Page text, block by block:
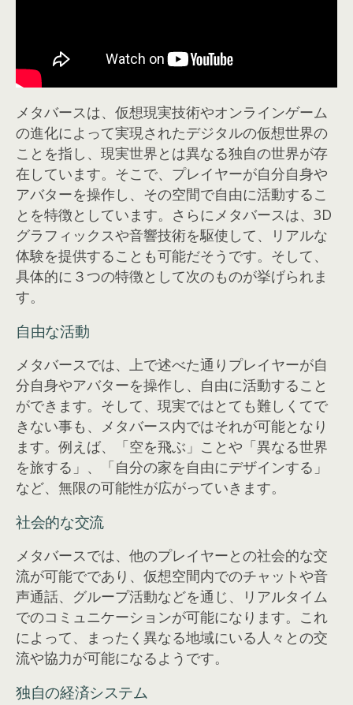
メタバースは、仮想現実技術やオンラインゲーム
の進化によって実現されたデジタルの仮想世界の
ことを指し、現実世界とは異なる独自の世界が存
在しています。そこで、プレイヤーが自分自身や
アバターを操作し、その空間で自由に活動するこ
とを特徴としています。さらにメタバースは、3D
グラフィックスや音響技術を駆使して、リアルな
体験を提供することも可能だそうです。そして、
具体的に３つの特徴として次のものが挙げられま
す。
自由な活動
メタバースでは、上で述べた通りプレイヤーが自
分自身やアバターを操作し、自由に活動すること
ができます。そして、現実ではとても難しくてで
きない事も、メタバース内ではそれが可能となり
ます。例えば、「空を飛ぶ」ことや「異なる世界
を旅する」、「自分の家を自由にデザインする」
など、無限の可能性が広がっていきます。
社会的な交流
メタバースでは、他のプレイヤーとの社会的な交
流が可能でであり、仮想空間内でのチャットや音
声通話、グループ活動などを通じ、リアルタイム
でのコミュニケーションが可能になります。これ
によって、まったく異なる地域にいる人々との交
流や協力が可能になるようです。
独自の経済システム